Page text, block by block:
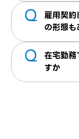
います。
がござい
ーズに業
身が就業
前に営業
派遣期間
貴社と当
もし、契
遣に該当
を締結さ
Q
雇用契
の形態
人材派遣
人材紹介
ります。
Q
在宅勤
すか